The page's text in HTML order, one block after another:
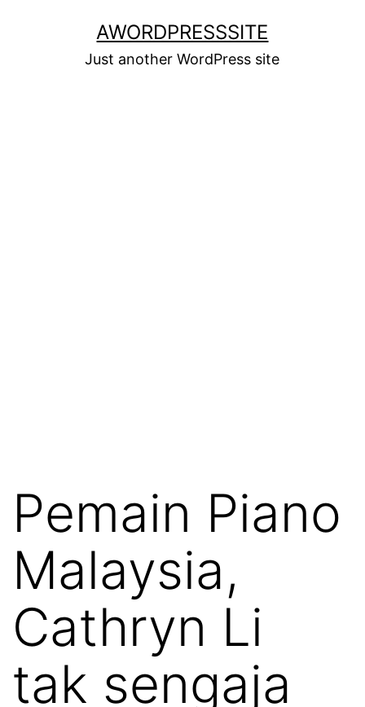
AWORDPRESSSITE
Just another WordPress site
Pemain Piano
Malaysia,
Cathryn Li
tak sengaja